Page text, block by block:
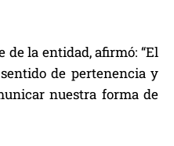
la entidad, afirmó: “El
de pertenencia y
nuestra forma de